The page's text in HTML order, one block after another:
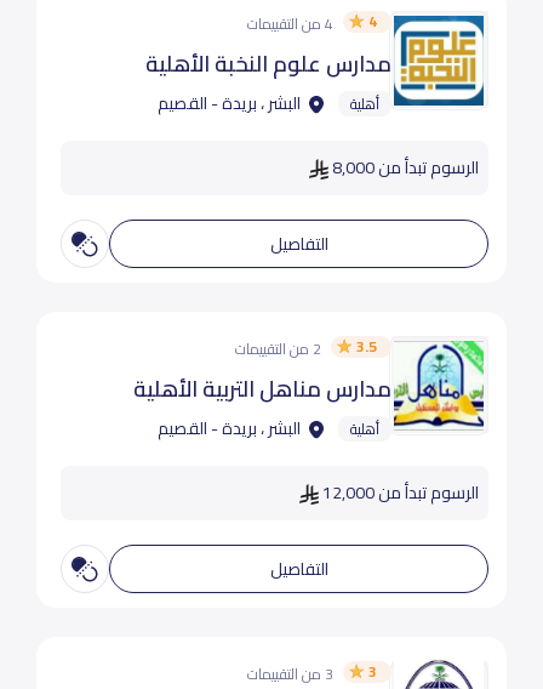
4 4 من التقييمات
مدارس علوم النخبة الأهلية
أهلية البشر ، بريدة - القصيم
الرسوم تبدأ من 8,000
التفاصيل
3.5 2 من التقييمات
مدارس مناهل التربية الأهلية‎
أهلية البشر ، بريدة - القصيم
الرسوم تبدأ من 12,000
التفاصيل
3 3 من التقييمات